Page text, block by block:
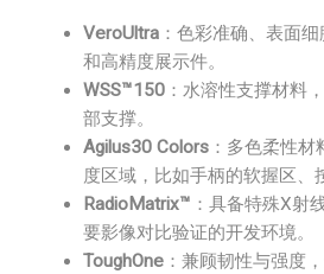
VeroUltra ：色彩准确、表面
和高精度展示件。
WSS™150 ：水溶性支撑材料
部支撑。
Agilus30 Colors ：多色柔性
度区域，比如手柄的软握区、
RadioMatrix™ ：具备特殊X射
要影像对比验证的开发环境。
ToughOne ：兼顾韧性与强度